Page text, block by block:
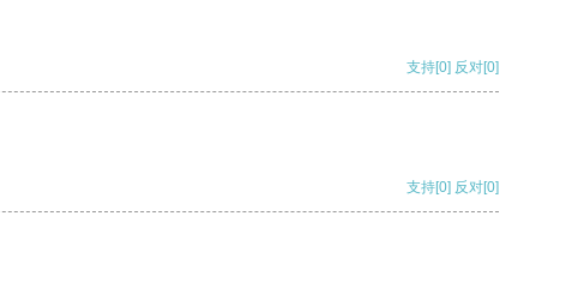
支持[0] 反对[0]
支持[0] 反对[0]